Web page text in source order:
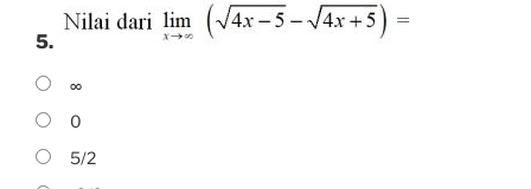
5.
∞
0
5/2